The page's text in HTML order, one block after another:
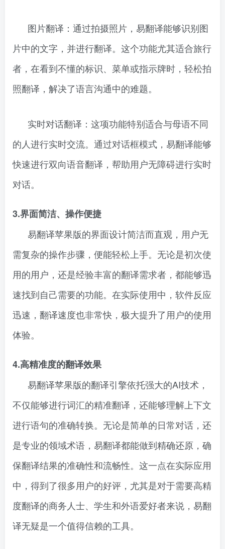
图片翻译：通过拍摄照片，易翻译能够识别图
片中的文字，并进行翻译。这个功能尤其适合旅行
者，在看到不懂的标识、菜单或指示牌时，轻松拍
照翻译，解决了语言沟通中的难题。
实时对话翻译：这项功能特别适合与母语不同
的人进行实时交流。通过对话框模式，易翻译能够
快速进行双向语音翻译，帮助用户无障碍进行实时
对话。
3.界面简洁、操作便捷
易翻译苹果版的界面设计简洁而直观，用户无
需复杂的操作步骤，便能轻松上手。无论是初次使
用的用户，还是经验丰富的翻译需求者，都能够迅
速找到自己需要的功能。在实际使用中，软件反应
迅速，翻译速度也非常快，极大提升了用户的使用
体验。
4.高精准度的翻译效果
易翻译苹果版的翻译引擎依托强大的AI技术，
不仅能够进行词汇的精准翻译，还能够理解上下文
进行语句的准确转换。无论是简单的日常对话，还
是专业的领域术语，易翻译都能做到精确还原，确
保翻译结果的准确性和流畅性。这一点在实际应用
中，得到了很多用户的好评，尤其是对于需要高精
度翻译的商务人士、学生和外语爱好者来说，易翻
译无疑是一个值得信赖的工具。